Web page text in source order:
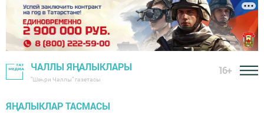
ЧАЛЛЫ ЯҢАЛЫКЛАРЫ
"Шәһри Чаллы" газетасы
16+
ЯҢАЛЫКЛАР ТАСМАСЫ